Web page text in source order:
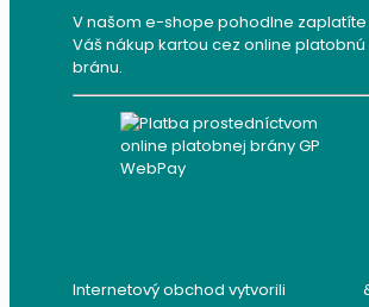
V našom e-shope pohodlne zaplatíte
Váš nákup kartou cez online platobnú
bránu.
Internetový obchod vytvorili